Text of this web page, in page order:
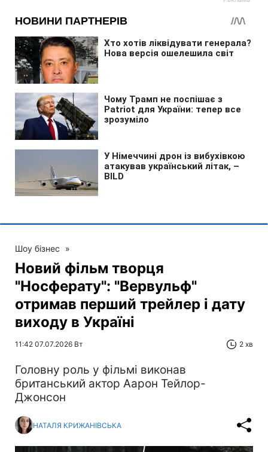
Шоу бізнес »
Новий фільм творця
"Носферату": "Вервульф"
отримав перший трейлер і дату
виходу в Україні
11:42 07.07.2026 Вт 2 хв
Головну роль у фільмі виконав
британський актор Аарон Тейлор-
Джонсон
НАТАЛЯ КРИЖАНІВСЬКА